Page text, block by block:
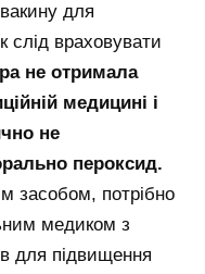
для
слід враховувати
не отримала
медицині і
не
пероксид.
засобом, потрібно
медиком з
для підвищення